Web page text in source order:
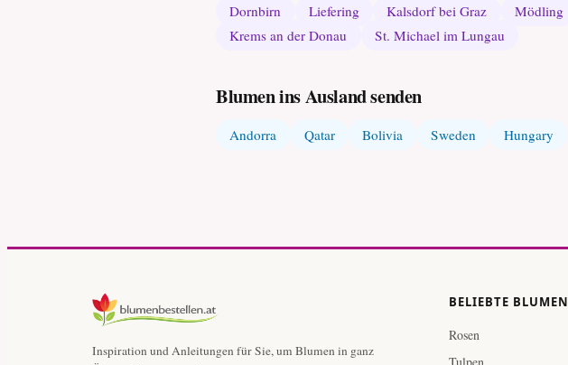
Dornbirn Liefering Kalsdorf bei Graz Mödling
Krems an der Donau
St. Michael im Lungau
Blumen ins Ausland senden
Andorra Qatar Bolivia Sweden Hungary
Inspiration und Anleitungen für Sie, um Blumen in ganz
BELIEBTE BLUMEN
Rosen